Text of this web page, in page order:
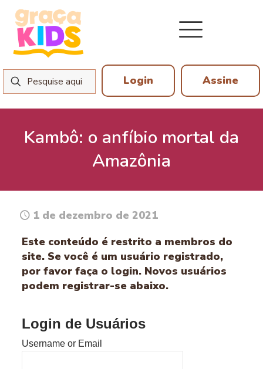
Login Assine
Kambô: o anfíbio mortal da
Amazônia
1 de dezembro de 2021
Este conteúdo é restrito a membros do
site. Se você é um usuário registrado,
por favor faça o login. Novos usuários
podem registrar-se abaixo.
Login de Usuários
Username or Email